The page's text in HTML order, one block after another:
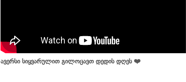
ავერსი სიყვარულით გილოცავთ დედის დღეს ❤️